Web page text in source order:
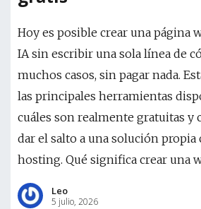
Hoy es posible crear una página
IA sin escribir una sola línea de
muchos casos, sin pagar nada.
las principales herramientas
cuáles son realmente gratuitas y
dar el salto a una solución
hosting. Qué significa crear una
Leo
5 julio, 2026